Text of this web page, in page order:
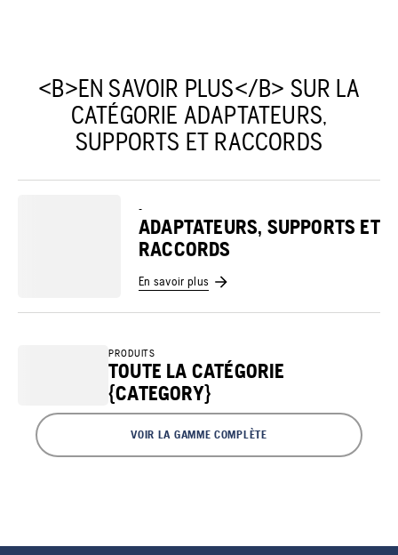
<B>EN SAVOIR PLUS</B> SUR LA
CATÉGORIE ADAPTATEURS,
SUPPORTS ET RACCORDS
-
ADAPTATEURS, SUPPORTS ET
RACCORDS
En savoir plus
PRODUITS
TOUTE LA CATÉGORIE
{CATEGORY}
VOIR LA GAMME COMPLÈTE